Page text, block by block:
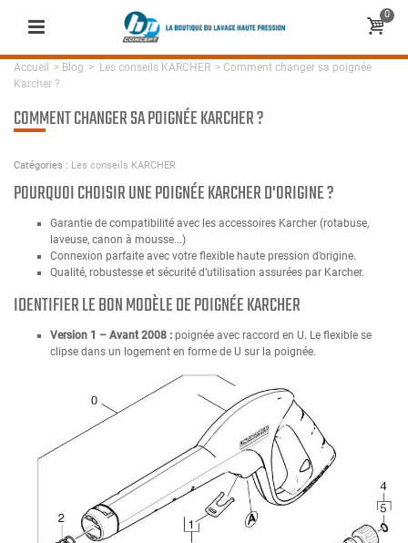
0
Accueil > Blog > Les conseils KARCHER > Comment changer sa poignée
Karcher ?
COMMENT CHANGER SA POIGNÉE KARCHER ?
Catégories : Les conseils KARCHER
POURQUOI CHOISIR UNE POIGNÉE KARCHER D'ORIGINE ?
Garantie de compatibilité avec les accessoires Karcher (rotabuse,
laveuse, canon à mousse...)
Connexion parfaite avec votre flexible haute pression d’origine.
Qualité, robustesse et sécurité d’utilisation assurées par Karcher.
IDENTIFIER LE BON MODÈLE DE POIGNÉE KARCHER
Version 1 – Avant 2008 : poignée avec raccord en U. Le flexible se
clipse dans un logement en forme de U sur la poignée.